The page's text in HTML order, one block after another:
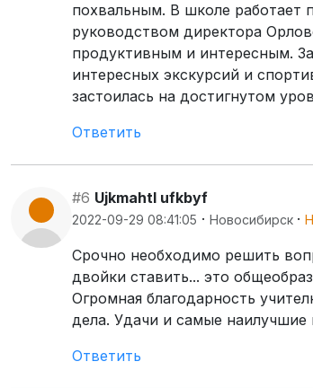
похвальным. В школе работает
руководством директора
продуктивным и интересным.
интересных экскурсий и
застоилась на достигнутом
Ответить
#6 Ujkmahtl ufkbyf
2022-09-29 08:41:05 · Новосибирск ·
Срочно необходимо решить
двойки ставить... это
Огромная благодарность
дела. Удачи и самые
Ответить